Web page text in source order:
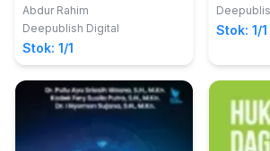
Kewenangan dan
Keadilan dalam
Pemerintahan
Abdur Rahim
Deepublish Digital
Stok: 1/1
Stok: 1/1